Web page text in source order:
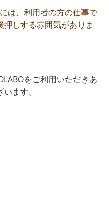
は、利用者の方の仕事で
押しする雰囲気がありま
をご利用いただきあ
ます。